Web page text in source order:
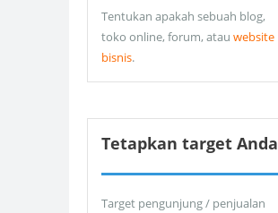
Tentukan apakah sebuah blog,
toko online, forum, atau website
bisnis.
Tetapkan target Anda
Target pengunjung / penjualan